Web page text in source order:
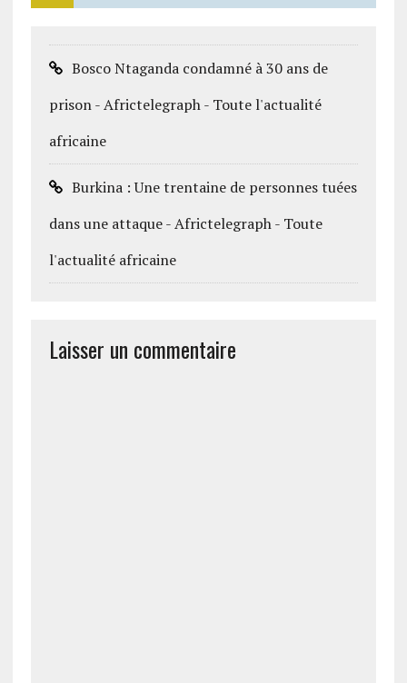
Bosco Ntaganda condamné à 30 ans de
prison - Africtelegraph - Toute l'actualité
africaine
Burkina : Une trentaine de personnes tuées
dans une attaque - Africtelegraph - Toute
l'actualité africaine
Laisser un commentaire